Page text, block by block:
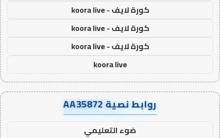
كورة لايف - koora live
كورة لايف - koora live
كورة لايف - koora live
koora live
روابط نصية AA35872
ضوء التعليمي